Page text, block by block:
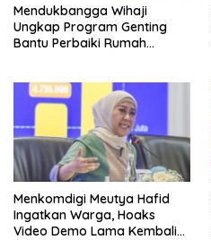
Mendukbangga Wihaji
Ungkap Program Genting
Bantu Perbaiki Rumah
Menkomdigi Meutya Hafid
Ingatkan Warga, Hoaks
Video Demo Lama Kembali